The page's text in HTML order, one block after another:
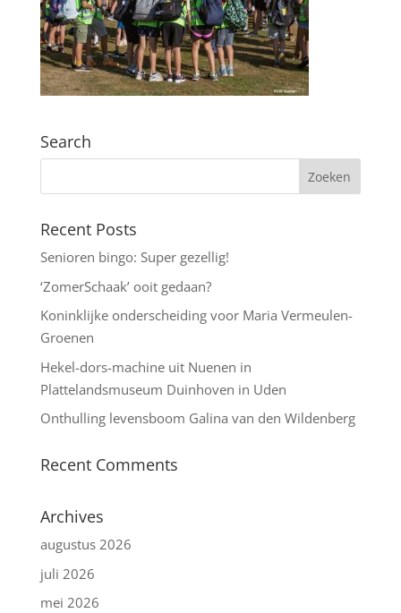
Search
Recent Posts
Senioren bingo: Super gezellig!
‘ZomerSchaak’ ooit gedaan?
Koninklijke onderscheiding voor Maria Vermeulen-
Groenen
Hekel-dors-machine uit Nuenen in
Plattelandsmuseum Duinhoven in Uden
Onthulling levensboom Galina van den Wildenberg
Recent Comments
Archives
augustus 2026
juli 2026
mei 2026